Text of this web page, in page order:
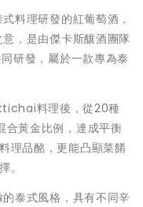
料理研發的紅葡萄酒，
，是由傑卡斯釀酒團隊
研發，屬於一款專為泰
料理後，從20種
合黃金比例，達成平衡
理品酩，更能凸顯菜餚
。
泰式風格，具有不同辛